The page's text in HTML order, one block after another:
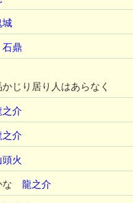
城
石鼎
じり居り人はあらなく
之介
之介
頭火
な 龍之介